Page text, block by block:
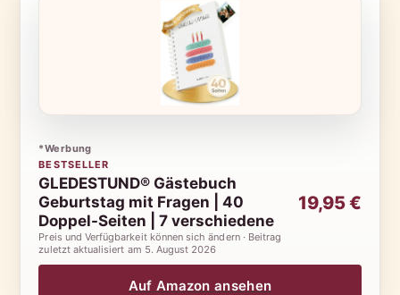
*Werbung
BESTSELLER
GLEDESTUND® Gästebuch
Geburtstag mit Fragen | 40
Doppel-Seiten | 7 verschiedene
19,95 €
Preis und Verfügbarkeit können sich ändern · Beitrag
zuletzt aktualisiert am 5. August 2026
Auf Amazon ansehen